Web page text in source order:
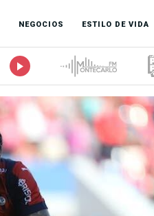
NEGOCIOS ESTILO DE VIDA